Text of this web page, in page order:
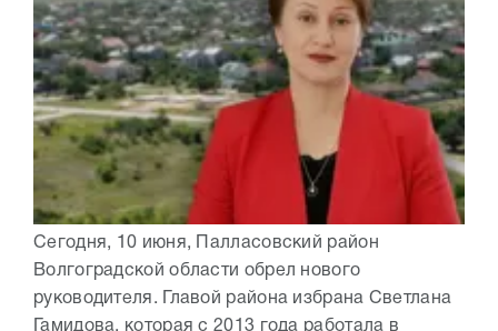
Сегодня, 10 июня, Палласовский район
Волгоградской области обрел нового
руководителя. Главой района избрана Светлана
Гамидова, которая с 2013 года работала в